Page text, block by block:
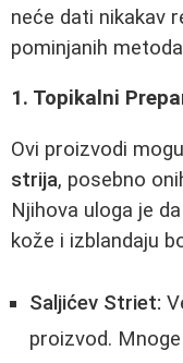
neće dati nikakav
pominjanih
1. Topikalni
Ovi proizvodi
strija, posebno
Njihova uloga je
kože i izblandaju
Saljićev Striet:
proizvod.